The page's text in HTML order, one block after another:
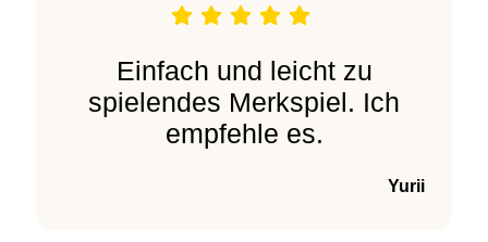
Einfach und leicht zu
spielendes Merkspiel. Ich
empfehle es.
Yurii